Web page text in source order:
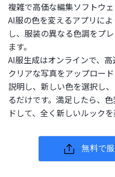
複雑で高価な編集ソフトウ
AI服の色を変えるアプリに
し、服装の異なる色調をプ
ます。
AI服生成はオンラインで、高
クリアな写真をアップロー
説明し、新しい色を選択し
るだけです。満足したら、
ドして、全く新しいルックを
無料で